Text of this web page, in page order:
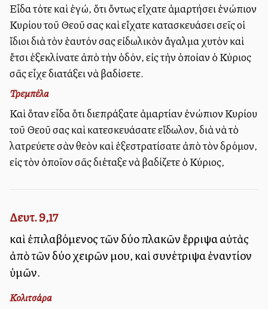
Εἶδα τότε καὶ ἐγώ, ὅτι ὄντως εἴχατε ἁμαρτήσει ἐνώπιον
Κυρίου τοῦ Θεοῦ σας καὶ εἴχατε κατασκευάσει σεῖς οἱ
ἴδιοι διὰ τὸν ἑαυτόν σας εἰδωλικὸν ἄγαλμα χυτὸν καὶ
ἔτσι ἐξεκλίνατε ἀπὸ τὴν ὁδόν, εἰς τὴν ὁποίαν ὁ Κύριος
σᾶς εἶχε διατάξει νὰ βαδίσετε.
Τρεμπέλα
Καὶ ὅταν εἶδα ὅτι διεπράξατε ἁμαρτίαν ἐνώπιον Κυρίου
τοῦ Θεοῦ σας καὶ κατεσκευάσατε εἴδωλον, διὰ νὰ τὸ
λατρεύετε σὰν θεὸν καὶ ἐξεστρατίσατε ἀπὸ τὸν δρόμον,
εἰς τὸν ὁποῖον σᾶς διέταξε νὰ βαδίζετε ὁ Κύριος,
Δευτ. 9,17
καὶ ἐπιλαβόμενος τῶν δύο πλακῶν ἔρριψα αὐτὰς
ἀπὸ τῶν δύο χειρῶν μου, καὶ συνέτριψα ἐναντίον
ὑμῶν.
Κολιτσάρα